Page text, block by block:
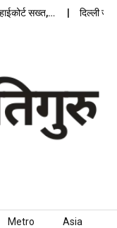
सख्त,… दिल्ली जेलों में
Metro Asia